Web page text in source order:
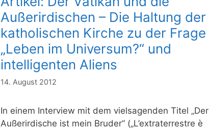
Außerirdischen – Die Haltung der
katholischen Kirche zu der Frage
„Leben im Universum?“ und
intelligenten Aliens
14. August 2012
In einem Interview mit dem vielsagenden Titel „Der
Außerirdische ist mein Bruder“ („L’extraterrestre è